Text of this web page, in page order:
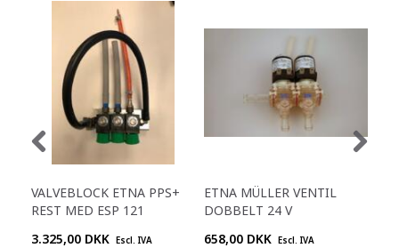
VALVEBLOCK ETNA PPS+
REST MED ESP 121
3.325,00 DKK Escl. IVA
ETNA MÜLLER VENTIL
DOBBELT 24 V
658,00 DKK Escl. IVA